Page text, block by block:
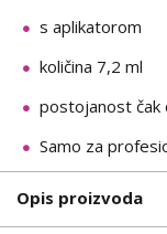
s aplikatorom
količina 7,2 ml
postojanost čak
Samo za
Opis proizvoda